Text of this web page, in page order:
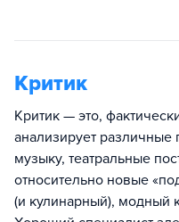
Критик
Критик — это,
анализирует
музыку, театральные
относительно новые
(и кулинарный), модный